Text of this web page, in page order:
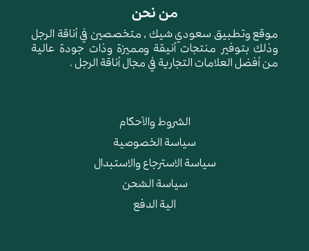
من نحن
موقع وتطبيق سعودي شيك , متخصصين في أناقة الرجل
وذلك بتوفير منتجات أنيقة ومميزة وذات جودة عالية
من أفضل العلامات التجارية في مجال أناقة الرجل .
الشروط والأحكام
سياسة الخصوصية
سياسة الاسترجاع والاستبدال
سياسة الشحن
الية الدفع